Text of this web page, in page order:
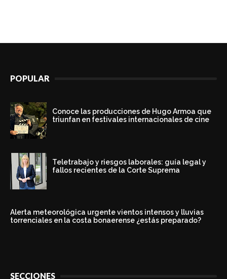
POPULAR
Conoce las producciones de Hugo Armoa que
triunfan en festivales internacionales de cine
Teletrabajo y riesgos laborales: guía legal y
fallos recientes de la Corte Suprema
Alerta meteorológica urgente vientos intensos y lluvias
torrenciales en la costa bonaerense ¿estás preparado?
SECCIONES